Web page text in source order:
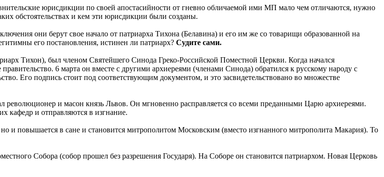
юрисдикции по своей апостасийности от гневно обличаемой ими МП мало чем отличаются, нужно
обстоятельствах и кем эти юрисдикции были созданы.
они берут свое начало от патриарха Тихона (Белавина) и его им же со товарищи образованной на
его постановления, истинен ли патриарх? Судите сами.
Тихон), был членом Святейшего Синода Греко-Российской Поместной Церкви. Когда начался
6 марта он вместе с другими архиереями (членами Синода) обратился к русскому народу с
Его подпись стоит под соответствующим документом, и это засвидетельствовано во множестве
революционер и масон князь Львов. Он мгновенно расправляется со всеми преданными Царю архиереями.
и отправляются в изгнание.
и повышается в сане и становится митрополитом Московским (вместо изгнанного митрополита Макария). То
Собора (собор прошел без разрешения Государя). На Соборе он становится патриархом. Новая Церковь